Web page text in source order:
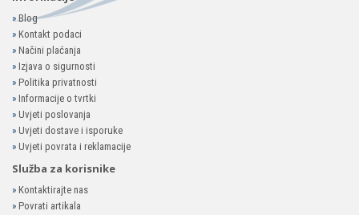
»Blog
» Kontakt podaci
» Načini plaćanja
» Izjava o sigurnosti
» Politika privatnosti
» Informacije o tvrtki
» Uvjeti poslovanja
» Uvjeti dostave i isporuke
» Uvjeti povrata i reklamacije
Služba za korisnike
» Kontaktirajte nas
» Povrati artikala